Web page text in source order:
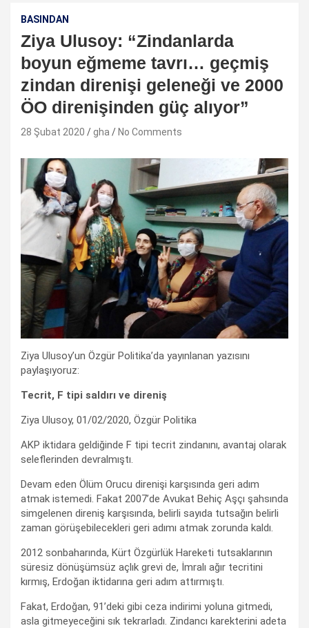
BASINDAN
Ziya Ulusoy: “Zindanlarda
boyun eğmeme tavrı… geçmiş
zindan direnişi geleneği ve 2000
ÖO direnişinden güç alıyor”
28 Şubat 2020 gha No Comments
Ziya Ulusoy’un Özgür Politika’da yayınlanan yazısını
paylaşıyoruz:
Tecrit, F tipi saldırı ve direniş
Ziya Ulusoy, 01/02/2020, Özgür Politika
AKP iktidara geldiğinde F tipi tecrit zindanını, avantaj olarak
seleflerinden devralmıştı.
Devam eden Ölüm Orucu direnişi karşısında geri adım
atmak istemedi. Fakat 2007’de Avukat Behiç Aşçı şahsında
simgelenen direniş karşısında, belirli sayıda tutsağın belirli
zaman görüşebilecekleri geri adımı atmak zorunda kaldı.
2012 sonbaharında, Kürt Özgürlük Hareketi tutsaklarının
süresiz dönüşümsüz açlık grevi de, İmralı ağır tecritini
kırmış, Erdoğan iktidarına geri adım attırmıştı.
Fakat, Erdoğan, 91’deki gibi ceza indirimi yoluna gitmedi,
asla gitmeyeceğini sık tekrarladı. Zindancı karekterini adeta